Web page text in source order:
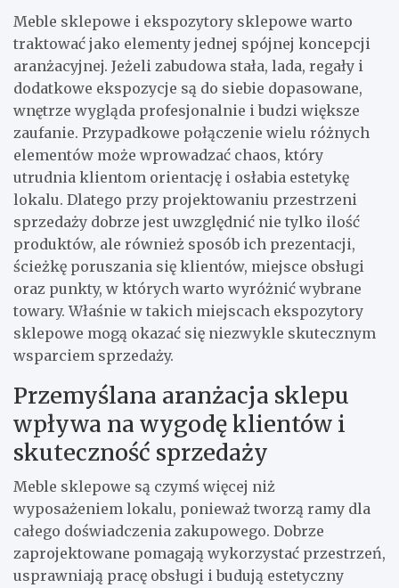
Meble sklepowe i ekspozytory sklepowe warto
traktować jako elementy jednej spójnej koncepcji
aranżacyjnej. Jeżeli zabudowa stała, lada, regały i
dodatkowe ekspozycje są do siebie dopasowane,
wnętrze wygląda profesjonalnie i budzi większe
zaufanie. Przypadkowe połączenie wielu różnych
elementów może wprowadzać chaos, który
utrudnia klientom orientację i osłabia estetykę
lokalu. Dlatego przy projektowaniu przestrzeni
sprzedaży dobrze jest uwzględnić nie tylko ilość
produktów, ale również sposób ich prezentacji,
ścieżkę poruszania się klientów, miejsce obsługi
oraz punkty, w których warto wyróżnić wybrane
towary. Właśnie w takich miejscach ekspozytory
sklepowe mogą okazać się niezwykle skutecznym
wsparciem sprzedaży.
Przemyślana aranżacja sklepu
wpływa na wygodę klientów i
skuteczność sprzedaży
Meble sklepowe są czymś więcej niż
wyposażeniem lokalu, ponieważ tworzą ramy dla
całego doświadczenia zakupowego. Dobrze
zaprojektowane pomagają wykorzystać przestrzeń,
usprawniają pracę obsługi i budują estetyczny